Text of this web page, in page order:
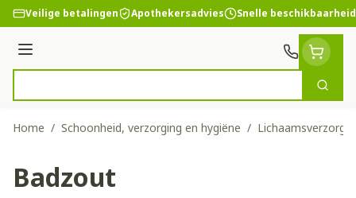
Ga naar de inhoud
Veilige betalingen Apothekersadvies Snelle beschikbaarheid
Menu
Zoek
Home / Schoonheid, verzorging en hygiëne /
Badzout